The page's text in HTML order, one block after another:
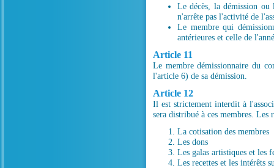
Le décès, la démission
n'arrête pas l'activité de
Le membre qui
antérieures et celle de
Article 11
Le membre démissionnaire du
l'article 6) de sa démission.
Article 12
Il est strictement interdit à
sera distribué à ces membres. Les
La cotisation des membres
Les dons
Les galas artistiques et les
Les recettes et les intérêts